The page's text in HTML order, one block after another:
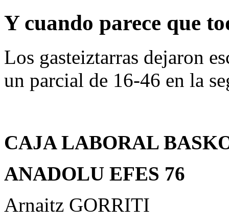
Y cuando parece que
Los gasteiztarras dejaron
un parcial de 16-46 en la
CAJA LABORAL
ANADOLU EFES 76
Arnaitz GORRITI